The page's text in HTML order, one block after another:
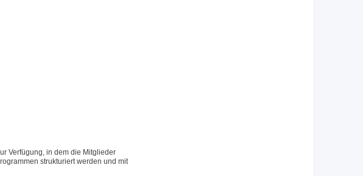
Verfügung, in dem die Mitglieder
strukturiert werden und mit